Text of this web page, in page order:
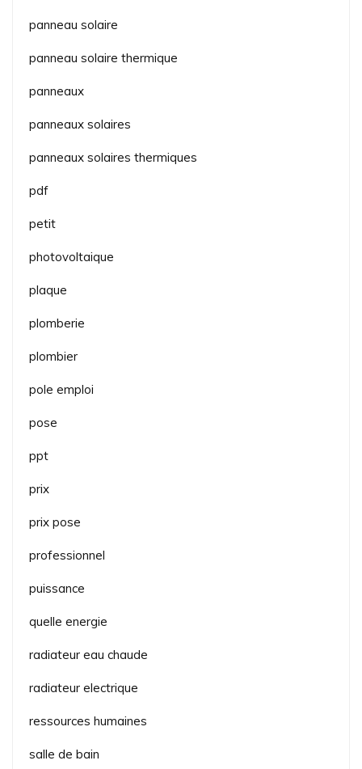
panneau solaire
panneau solaire thermique
panneaux
panneaux solaires
panneaux solaires thermiques
pdf
petit
photovoltaique
plaque
plomberie
plombier
pole emploi
pose
ppt
prix
prix pose
professionnel
puissance
quelle energie
radiateur eau chaude
radiateur electrique
ressources humaines
salle de bain